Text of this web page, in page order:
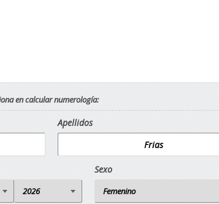
en calcular numerología:
Apellidos
Sexo